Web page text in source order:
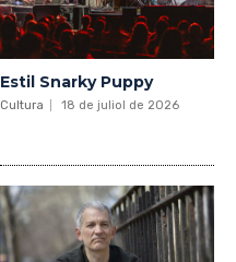
Estil Snarky Puppy
Cultura 18 de juliol de 2026